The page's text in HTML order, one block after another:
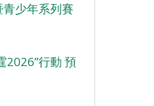
青少年系列賽
2026”行動 預